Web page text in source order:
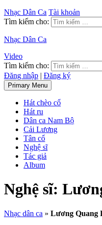
Nhạc Dân Ca Tài khoản
Tìm kiếm cho:
Nhạc Dân Ca
Video
Tìm kiếm cho:
Đăng nhập | Đăng ký
Primary Menu
Hát chèo cổ
Hát ru
Dân ca Nam Bộ
Cải Lương
Tân cổ
Nghệ sĩ
Tác giả
Album
Nghệ sĩ:
Nhạc dân ca » Lương Quang